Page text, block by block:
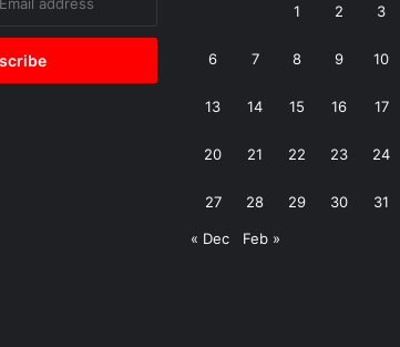
1 2 3
6 7 8 9 10
13 14 15 16 17
20 21 22 23 24
27 28 29 30 31
« Dec Feb »